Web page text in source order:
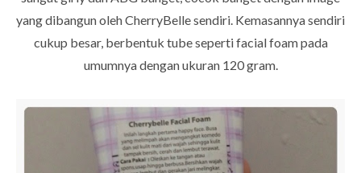
yang dibangun oleh CherryBelle sendiri. Kemasannya sendiri
cukup besar, berbentuk tube seperti facial foam pada
umumnya dengan ukuran 120 gram.